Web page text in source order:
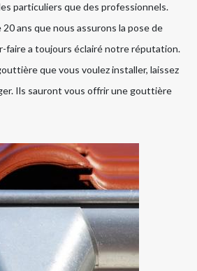
particuliers que des professionnels.
ans que nous assurons la pose de
a toujours éclairé notre réputation.
que vous voulez installer, laissez
Ils sauront vous offrir une gouttière